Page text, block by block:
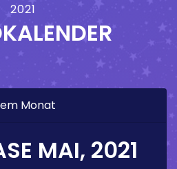
2021
Monat
MAI, 2021